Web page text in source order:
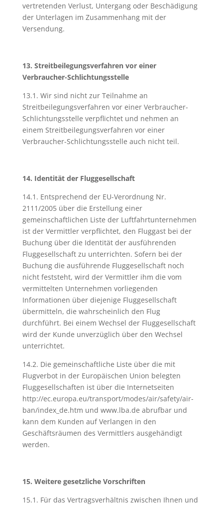
vertretenden Verlust, Untergang oder Beschädigung
der Unterlagen im Zusammenhang mit der
Versendung.
13. Streitbeilegungsverfahren vor einer
Verbraucher-Schlichtungsstelle
13.1. Wir sind nicht zur Teilnahme an
Streitbeilegungsverfahren vor einer Verbraucher-
Schlichtungsstelle verpflichtet und nehmen an
einem Streitbeilegungsverfahren vor einer
Verbraucher-Schlichtungsstelle auch nicht teil.
14. Identität der Fluggesellschaft
14.1. Entsprechend der EU-Verordnung Nr.
2111/2005 über die Erstellung einer
gemeinschaftlichen Liste der Luftfahrtunternehmen
ist der Vermittler verpflichtet, den Fluggast bei der
Buchung über die Identität der ausführenden
Fluggesellschaft zu unterrichten. Sofern bei der
Buchung die ausführende Fluggesellschaft noch
nicht feststeht, wird der Vermittler ihm die vom
vermittelten Unternehmen vorliegenden
Informationen über diejenige Fluggesellschaft
übermitteln, die wahrscheinlich den Flug
durchführt. Bei einem Wechsel der Fluggesellschaft
wird der Kunde unverzüglich über den Wechsel
unterrichtet.
14.2. Die gemeinschaftliche Liste über die mit
Flugverbot in der Europäischen Union belegten
Fluggesellschaften ist über die Internetseiten
http://ec.europa.eu/transport/modes/air/safety/air-
ban/index_de.htm und www.lba.de abrufbar und
kann dem Kunden auf Verlangen in den
Geschäftsräumen des Vermittlers ausgehändigt
werden.
15. Weitere gesetzliche Vorschriften
15.1. Für das Vertragsverhältnis zwischen Ihnen und